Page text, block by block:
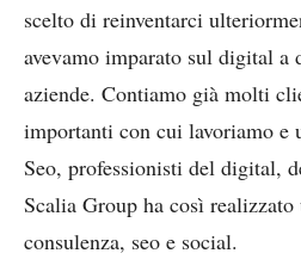
scelto di reinventarci
avevamo imparato sul digital a
aziende. Contiamo già molti
importanti con cui lavoriamo e
Seo, professionisti del digital,
Scalia Group ha così realizzato
consulenza, seo e social.